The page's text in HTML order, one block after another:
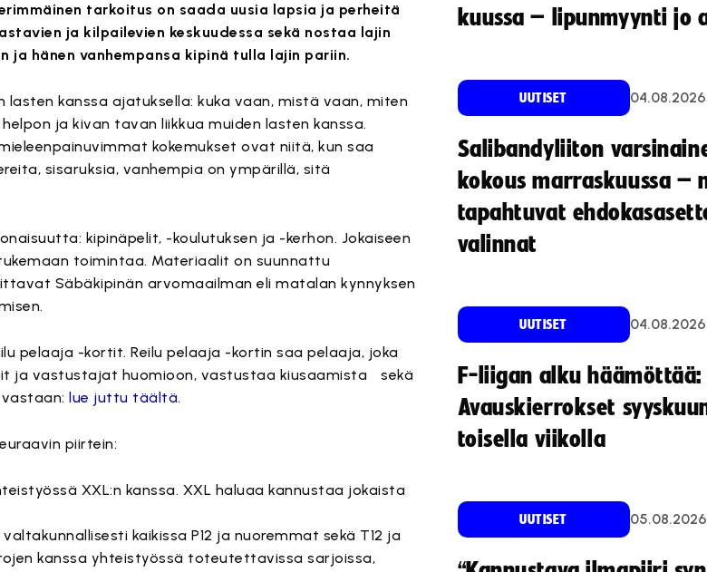
tarkoitus on saada uusia lapsia ja perheitä
ja kilpailevien keskuudessa sekä nostaa lajin
hänen vanhempansa kipinä tulla lajin pariin.
kanssa ajatuksella: kuka vaan, mistä vaan, miten
ja kivan tavan liikkua muiden lasten kanssa.
kokemukset ovat niitä, kun saa
sisaruksia, vanhempia on ympärillä, sitä
kipinäpelit, -koulutuksen ja -kerhon. Jokaiseen
toimintaa. Materiaalit on suunnattu
Säbäkipinän arvomaailman eli matalan kynnyksen
pelaaja -kortit. Reilu pelaaja -kortin saa pelaaja, joka
ja vastustajat huomioon, vastustaa kiusaamista sekä
lue juttu täältä.
piirtein:
XXL:n kanssa. XXL haluaa kannustaa jokaista
kaikissa P12 ja nuoremmat sekä T12 ja
kanssa yhteistyössä toteutettavissa sarjoissa,
kuussa – lipunmyynti jo
UUTISET 04.08.2026
Salibandyliiton
kokous marraskuussa –
tapahtuvat
valinnat
UUTISET 04.08.2026
F-liigan alku häämöttää:
Avauskierrokset
toisella viikolla
UUTISET 05.08.2026